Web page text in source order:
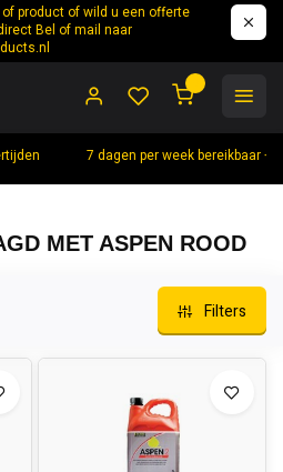
product of wild u een offerte
Bel of mail naar
7 dagen per week bereikbaar
MET ASPEN ROOD
Filters